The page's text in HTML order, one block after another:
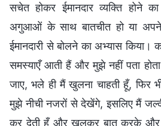
सचेत होकर ईमानदार व्यक्ति होने
अगुआओं के साथ बातचीत हो या
ईमानदारी से बोलने का अभ्यास किया।
समस्याएँ आती हैं और मुझे नहीं पता
जाए, भले ही मैं खुलना चाहती हूँ, फिर
मुझे नीची नजरों से देखेंगे, इसलिए मैं
कर देती हूँ और खुलकर बात करके और